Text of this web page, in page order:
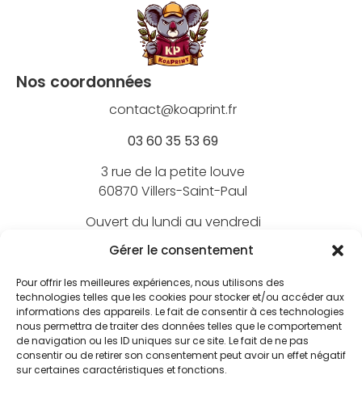
Gérer le consentement
Pour offrir les meilleures expériences, nous utilisons des
technologies telles que les cookies pour stocker et/ou accéder aux
informations des appareils. Le fait de consentir à ces technologies
nous permettra de traiter des données telles que le comportement
de navigation ou les ID uniques sur ce site. Le fait de ne pas
consentir ou de retirer son consentement peut avoir un effet négatif
sur certaines caractéristiques et fonctions.
Nos coordonnées
contact@koaprint.fr
03 60 35 53 69
3 rue de la petite louve
60870 Villers-Saint-Paul
Ouvert du lundi au vendredi
de 9h à 18h
Nos marques
BEECHFIELD
ATLANTIS
Nos marquages